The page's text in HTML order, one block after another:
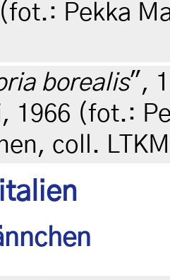
Pekka
borealis",
1966 (fot.:
coll. LTKM